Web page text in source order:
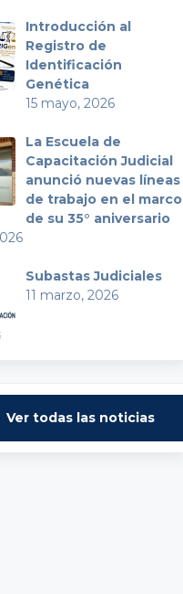
Introducción al
Registro de
Identificación
Genética
15 mayo, 2026
La Escuela de
Capacitación Judicial
anunció nuevas líneas
de trabajo en el marco
de su 35° aniversario
Subastas Judiciales
11 marzo, 2026
Ver todas las noticias